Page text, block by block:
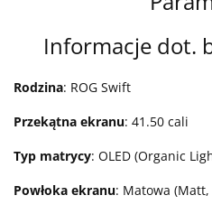
Informacje dot.
Rodzina: ROG Swift
Przekątna ekranu: 41.50 cali
Typ matrycy: OLED (Organic
Powłoka ekranu: Matowa